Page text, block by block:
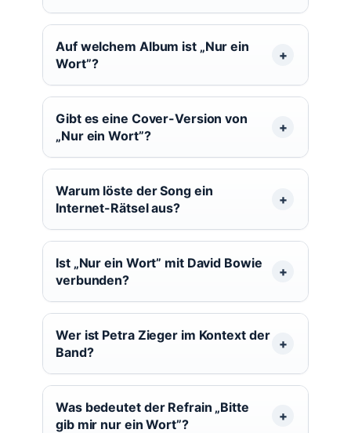
Auf welchem Album ist „Nur ein
Wort”?
Gibt es eine Cover-Version von
„Nur ein Wort”?
Warum löste der Song ein
Internet-Rätsel aus?
Ist „Nur ein Wort” mit David Bowie
verbunden?
Wer ist Petra Zieger im Kontext der
Band?
Was bedeutet der Refrain „Bitte
gib mir nur ein Wort”?